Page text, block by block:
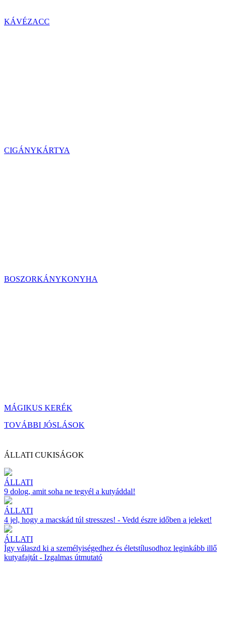
KÁVÉZACC
CIGÁNYKÁRTYA
BOSZORKÁNYKONYHA
MÁGIKUS KERÉK
TOVÁBBI JÓSLÁSOK
ÁLLATI CUKISÁGOK
ÁLLATI
9 dolog, amit soha ne tegyél a kutyáddal!
ÁLLATI
4 jel, hogy a macskád túl stresszes! - Vedd észre időben a jeleket!
ÁLLATI
Így válaszd ki a személyiségedhez és életstílusodhoz leginkább illő
kutyafajtát - Izgalmas útmutató